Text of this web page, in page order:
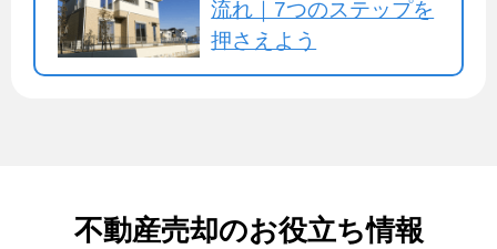
流れ｜7つのステップを
押さえよう
不動産売却のお役立ち情報